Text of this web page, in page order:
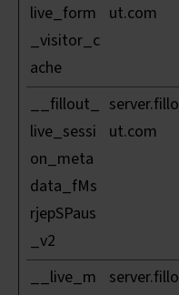
live_form
_visitor_c
ache
ut.com
__fillout_
live_sessi
on_meta
data_fMs
rjepSPaus
_v2
server.fillo
ut.com
__live_m
server.fillo